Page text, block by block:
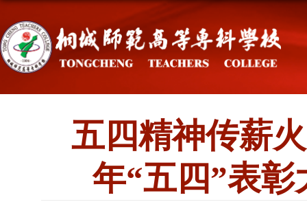
五四精神传薪
年“五四”表